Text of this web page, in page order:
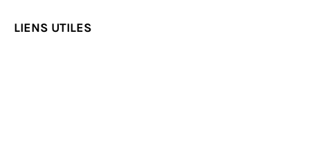
LIENS UTILES